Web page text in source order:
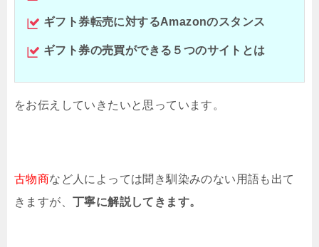
ギフト券転売に対するAmazonのスタンス
ギフト券の売買ができる５つのサイトとは
をお伝えしていきたいと思っています。
古物商など人によっては聞き馴染みのない用語も出て
きますが、 丁寧に解説してきます。